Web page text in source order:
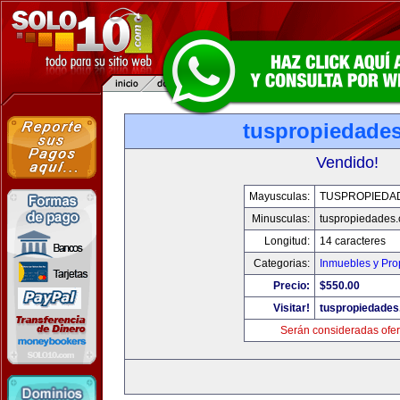
Vendido!
Mayusculas:
Minusculas:
Longitud:
14 caracteres
Categorias:
Inmuebles y
Precio:
$550.00
Visitar!
Serán consideradas